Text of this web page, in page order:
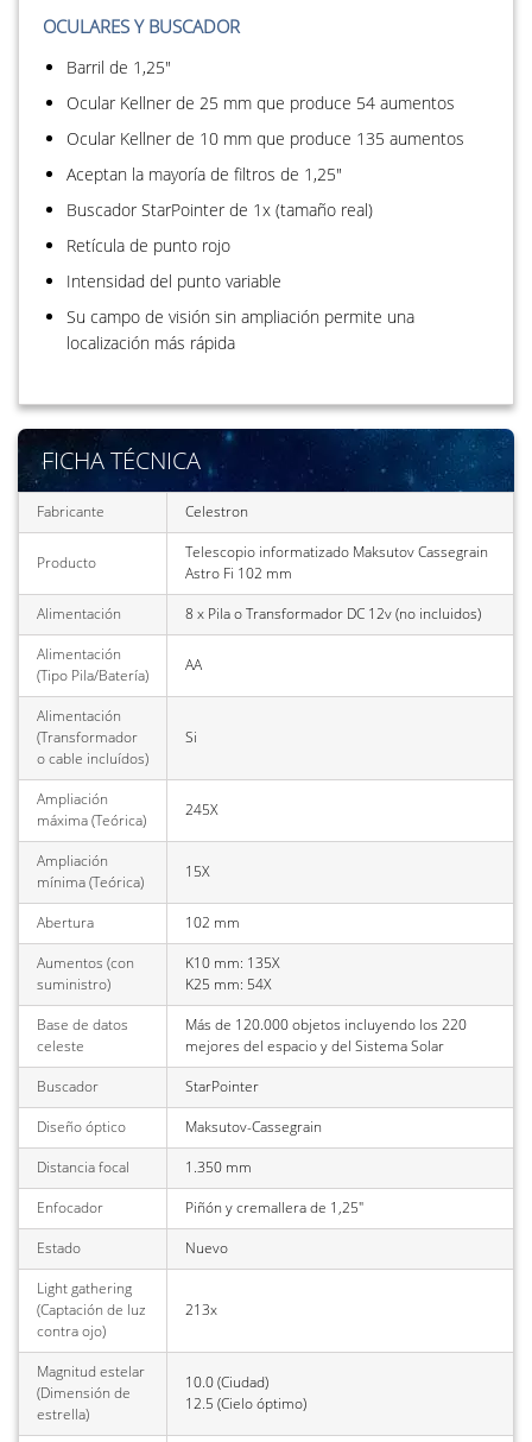
OCULARES Y BUSCADOR
Barril de 1,25"
Ocular Kellner de 25 mm que produce 54 aumentos
Ocular Kellner de 10 mm que produce 135 aumentos
Aceptan la mayoría de filtros de 1,25"
Buscador StarPointer de 1x (tamaño real)
Retícula de punto rojo
Intensidad del punto variable
Su campo de visión sin ampliación permite una
localización más rápida
FICHA TÉCNICA
Fabricante Celestron
Producto
Telescopio informatizado Maksutov Cassegrain
Astro Fi 102 mm
Alimentación
8 x Pila o Transformador DC 12v (no incluidos)
Alimentación
(Tipo Pila/Batería)
AA
Alimentación
(Transformador
o cable incluídos)
Si
Ampliación
máxima (Teórica)
245X
Ampliación
mínima (Teórica)
15X
Abertura
102 mm
Aumentos (con
suministro)
K10 mm: 135X
K25 mm: 54X
Base de datos
celeste
Más de 120.000 objetos incluyendo los 220
mejores del espacio y del Sistema Solar
Buscador
StarPointer
Diseño óptico
Maksutov-Cassegrain
Distancia focal
1.350 mm
Enfocador
Piñón y cremallera de 1,25"
Estado
Nuevo
Light gathering
(Captación de luz
contra ojo)
213x
Magnitud estelar
(Dimensión de
estrella)
10.0 (Ciudad)
12.5 (Cielo óptimo)